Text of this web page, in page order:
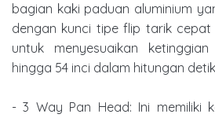
bagian kaki paduan aluminium
dengan kunci tipe flip tarik cepat
untuk menyesuaikan
hingga 54 inci dalam hitungan
- 3 Way Pan Head: Ini memiliki